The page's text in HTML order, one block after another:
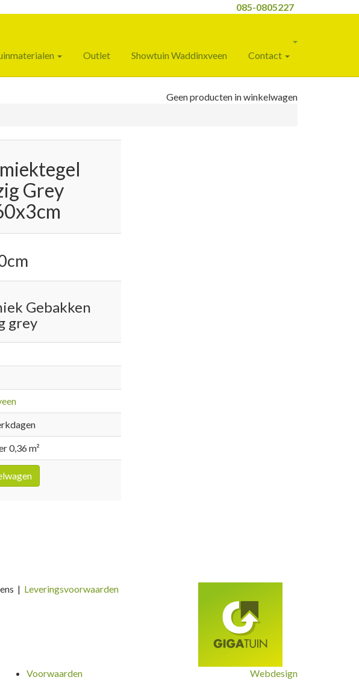
085-0805227
Outlet Showtuin Waddinxveen Contact
Geen producten in winkelwagen
Grey
Gebakken
grey
0,36 m²
| Leveringsvoorwaarden
Voorwaarden
Webdesign